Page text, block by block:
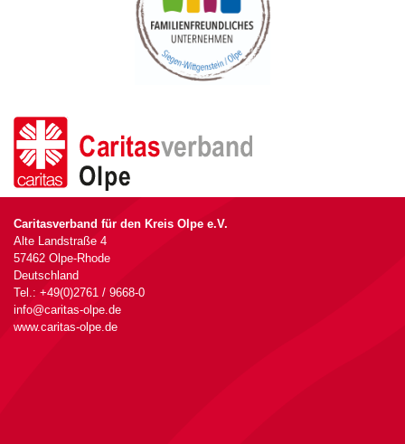
Caritasverband für den Kreis Olpe e.V.
Alte Landstraße 4
57462 Olpe-Rhode
Deutschland
Tel.: +49(0)2761 / 9668-0
info@caritas-olpe.de
www.caritas-olpe.de